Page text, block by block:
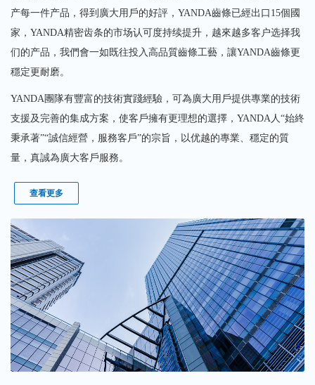
产每一件产品，得到廣大用戶的好評，YANDA齒條已經出口15個國
家，YANDA精密齿条的市场认可度持续提升，越來越多客户选择我
们的产品，我們會一如既往投入高品質齒條工藝，讓YANDA齒條更
穩定更耐磨。
YANDA團隊有豐富的技術實踐經驗，可為廣大用戶提供專業的技術
支援及完善的集成方案，使客戶擁有更理想的選擇，YANDA人“始終
秉承著”“誠信經營，服務客戶”的宗旨，以优越的專業、穩定的質
量，真誠為廣大客戶服務。
查看更多